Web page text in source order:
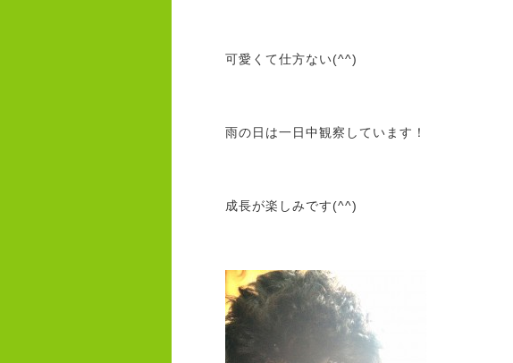
可愛くて仕方ない(^^)
雨の日は一日中観察しています！
成長が楽しみです(^^)